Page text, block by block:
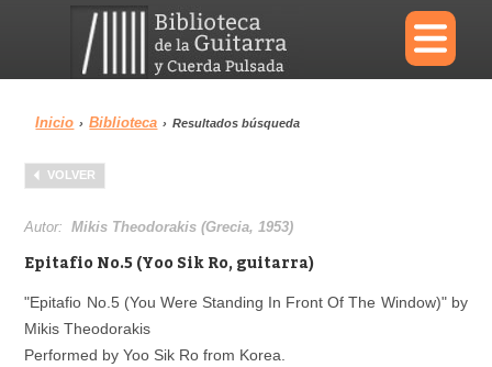
×
Menu
Biblioteca
Área personal
Inicio › Biblioteca › Resultados búsqueda
VOLVER
Autor:Mikis Theodorakis (Grecia, 1953)
Epitafio No.5 (Yoo Sik Ro, guitarra)
"Epitafio No.5 (You Were Standing In Front Of The Window)" by
Mikis Theodorakis
Performed by Yoo Sik Ro from Korea.